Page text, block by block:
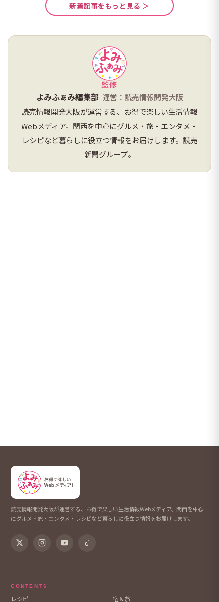
新着記事をもっと見る ＞
監修
よみふぁみ編集部 運営：読売情報開発大阪
読売情報開発大阪が運営する、お得で楽しい生活情報
Webメディア。関西を中心にグルメ・旅・エンタメ・
レシピなど暮らしに役立つ情報をお届けします。読売
新聞グループ。
読売情報開発大阪が運営する、お得で楽しい生活情報Webメディア。関西を中心
にグルメ・旅・エンタメ・レシピなど暮らしに役立つ情報をお届けします。
CONTENTS
レシピ 宿＆旅